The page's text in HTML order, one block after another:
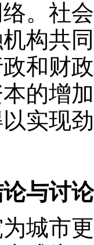
。社
构共
和财
的增
实现
与讨论
市更